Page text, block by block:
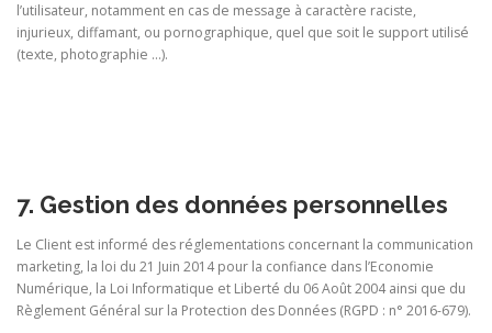
l’utilisateur, notamment en cas de message à caractère raciste,
injurieux, diffamant, ou pornographique, quel que soit le support utilisé
(texte, photographie …).
7. Gestion des données personnelles
Le Client est informé des réglementations concernant la communication
marketing, la loi du 21 Juin 2014 pour la confiance dans l’Economie
Numérique, la Loi Informatique et Liberté du 06 Août 2004 ainsi que du
Règlement Général sur la Protection des Données (RGPD : n° 2016-679).